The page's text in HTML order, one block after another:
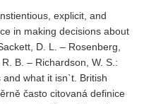
explicit, and
in making decisions about
D. L. – Rosenberg,
B. – Richardson, W. S.:
what it isn`t. British
často citovaná definice